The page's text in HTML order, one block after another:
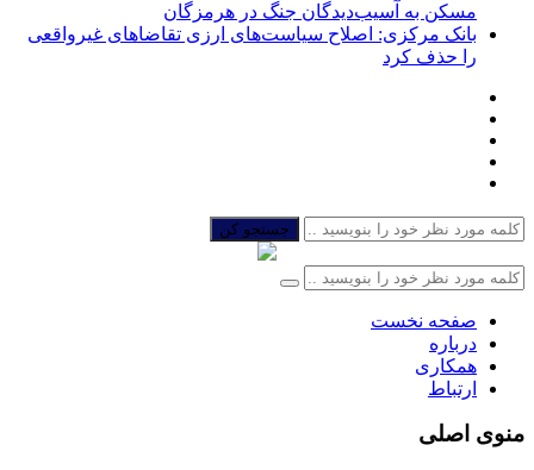
مسکن به آسیب‌دیدگان جنگ در هرمزگان
بانک مرکزی: اصلاح سیاست‌های ارزی تقاضاهای غیرواقعی
را حذف کرد
جستجو کن
صفحه نخست
درباره
همکاری
ارتباط
منوی اصلی